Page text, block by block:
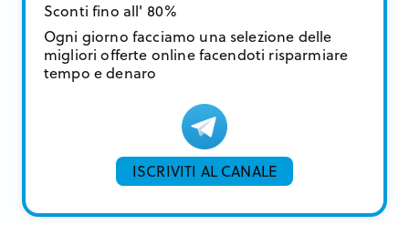
Sconti fino all' 80%
Ogni giorno facciamo una selezione delle
migliori offerte online facendoti risparmiare
tempo e denaro
ISCRIVITI AL CANALE